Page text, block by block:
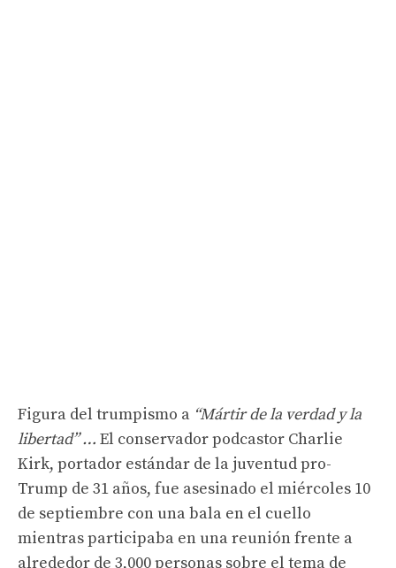
Figura del trumpismo a “Mártir de la verdad y la
libertad” … El conservador podcastor Charlie
Kirk, portador estándar de la juventud pro-
Trump de 31 años, fue asesinado el miércoles 10
de septiembre con una bala en el cuello
mientras participaba en una reunión frente a
alrededor de 3,000 personas sobre el tema de